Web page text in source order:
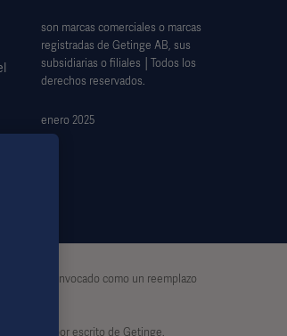
son marcas comerciales o marcas
registradas de Getinge AB, sus
subsidiarias o filiales │Todos los
derechos reservados.
enero 2025
debe ser invocado como un reemplazo
permiso por escrito de Getinge.